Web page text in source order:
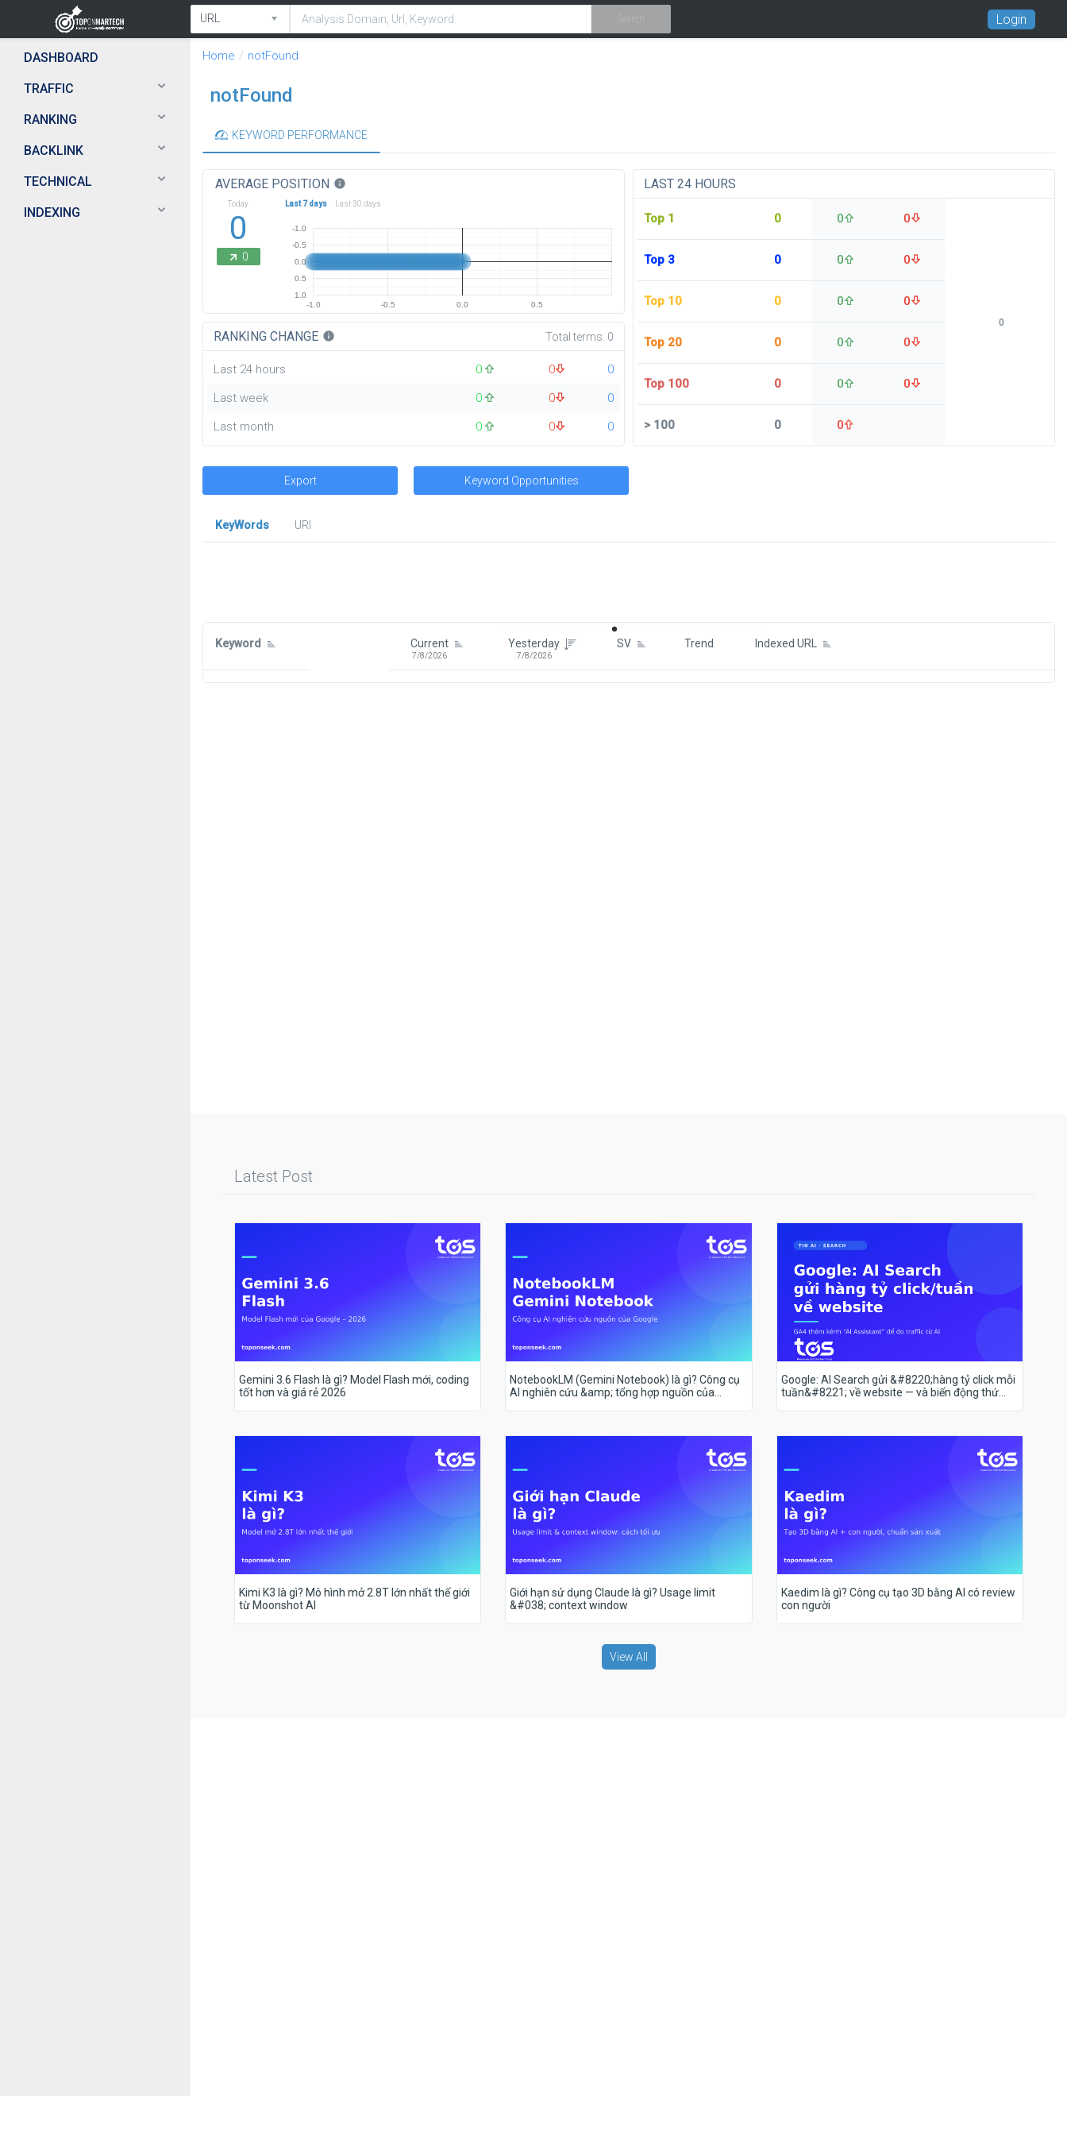
Login
DASHBOARD
TRAFFIC
RANKING
BACKLINK
TECHNICAL
INDEXING
Home notFound
notFound
KEYWORD PERFORMANCE
AVERAGE POSITION info
Today
0
0
Last 7 days Last 30 days
-1.0 -0.5 0.0 0.5
-1.0
-0.5
0.0
0.5
1.0
RANKING CHANGE info Total terms: 0
Last 24 hours 0 0
0
Last week
0 0
0
Last month
0 0 0
LAST 24 HOURS
Top 1 0 0 0
Top 3 0 0 0
Top 10 0 0 0
Top 20 0 0 0
Top 100 0 0 0
>100 0 0
0
Export Keyword Opportunities
KeyWords
URl
Keyword Current
7/8/2026
Yesterday
7/8/2026
SV Trend Indexed URL
Latest Post
Gemini 3.6 Flash là gì? Model Flash mới, coding
tốt hơn và giá rẻ 2026
NotebookLM (Gemini Notebook) là gì? Công cụ
AI nghiên cứu &amp; tổng hợp nguồn của
Google: AI Search gửi &#8220;hàng tỷ click mỗi
tuần&#8221; về website — và biến động thứ
Kimi K3 là gì? Mô hình mở 2.8T lớn nhất thế giới
từ Moonshot AI
Giới hạn sử dụng Claude là gì? Usage limit
&#038; context window
Kaedim là gì? Công cụ tạo 3D bằng AI có review
con người
View All